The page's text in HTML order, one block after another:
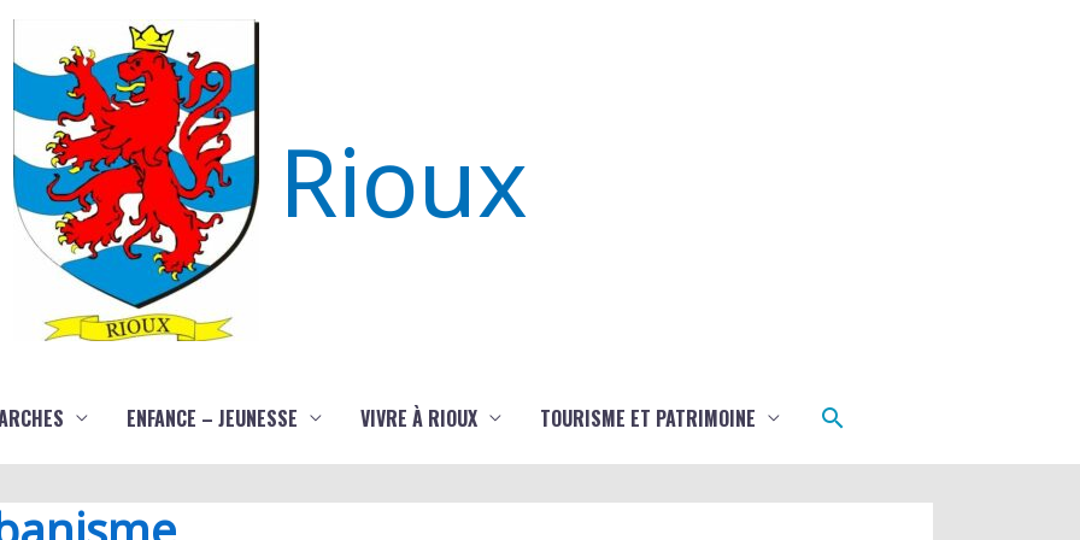
Rioux
ENFANCE – JEUNESSE VIVRE À RIOUX TOURISME ET PATRIMOINE Rechercher